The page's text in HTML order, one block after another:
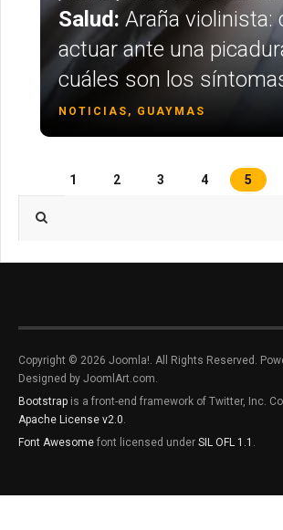
Salud: Araña violinista:
actuar ante una
cuáles son los
NOTICIAS, GUAYMAS
1 2 3 4 5
Copyright © 2026 Joomla!. All Rights Reserved.
Designed by JoomlArt.com.
Bootstrap is a front-end framework of Twitter, Inc.
Apache License v2.0
Font Awesome font licensed under SIL OFL 1.1